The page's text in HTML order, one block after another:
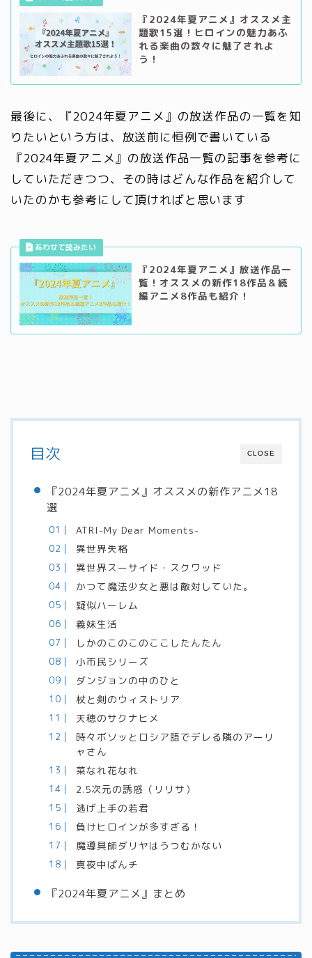
『2024年夏アニメ』オススメ主
題歌15選！ヒロインの魅力あふ
れる楽曲の数々に魅了されよ
う！
最後に、『2024年夏アニメ』の放送作品の一覧を知
りたいという方は、放送前に恒例で書いている
『2024年夏アニメ』の放送作品一覧の記事を参考に
していただきつつ、その時はどんな作品を紹介して
いたのかも参考にして頂ければと思います
『2024年夏アニメ』放送作品一
覧！オススメの新作18作品＆続
編アニメ8作品も紹介！
CLOSE
目次
『2024年夏アニメ』オススメの新作アニメ18
選
ATRI-My Dear Moments-
異世界失格
異世界スーサイド・スクワッド
かつて魔法少女と悪は敵対していた。
疑似ハーレム
義妹生活
しかのこのこのここしたんたん
小市民シリーズ
ダンジョンの中のひと
杖と剣のウィストリア
天穂のサクナヒメ
時々ボソッとロシア語でデレる隣のアーリ
ャさん
菜なれ花なれ
2.5次元の誘惑（リリサ）
逃げ上手の若君
負けヒロインが多すぎる！
魔導具師ダリヤはうつむかない
真夜中ぱんチ
『2024年夏アニメ』まとめ